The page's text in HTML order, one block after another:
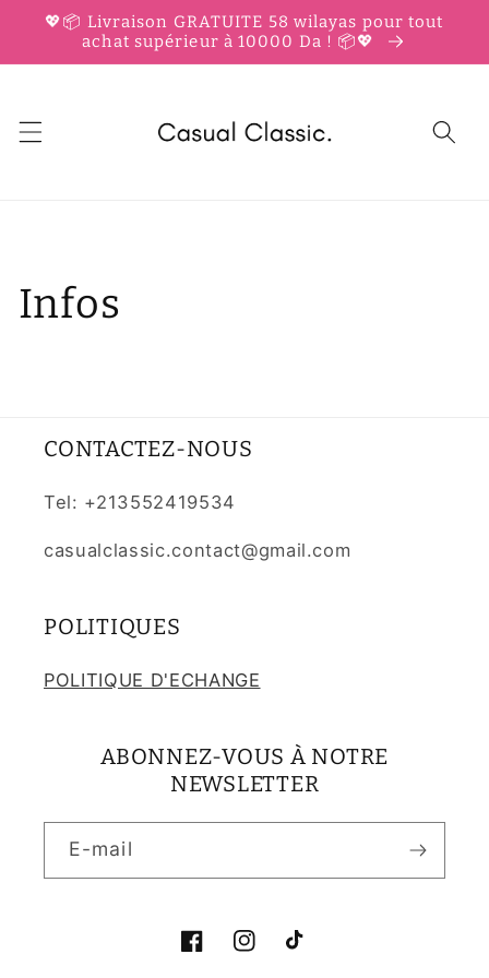
passer
contenu
💖📦 Livraison GRATUITE 58 wilayas pour tout
achat supérieur à 10000 Da ! 📦💖
Infos
CONTACTEZ-NOUS
Tel: +213552419534
casualclassic.contact@gmail.com
POLITIQUES
POLITIQUE D'ECHANGE
ABONNEZ-VOUS À NOTRE
NEWSLETTER
E-mail
FacebookInstagramTikTok